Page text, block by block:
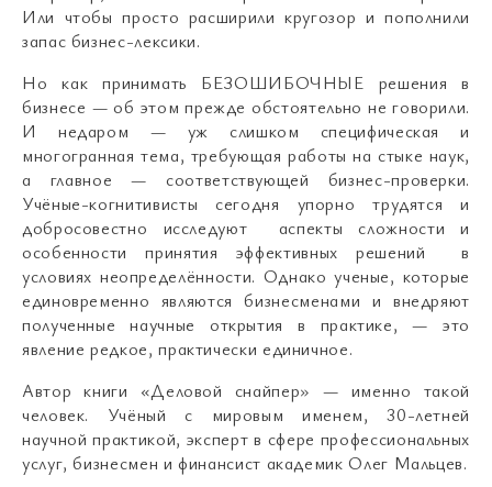
Или чтобы просто расширили кругозор и пополнили
запас бизнес-лексики.
Но как принимать БЕЗОШИБОЧНЫЕ решения в
бизнесе — об этом прежде обстоятельно не говорили.
И недаром — уж слишком специфическая и
многогранная тема, требующая работы на стыке наук,
а главное — соответствующей бизнес-проверки.
Учёные-когнитивисты сегодня упорно трудятся и
добросовестно исследуют аспекты сложности и
особенности принятия эффективных решений в
условиях неопределённости. Однако ученые, которые
единовременно являются бизнесменами и внедряют
полученные научные открытия в практике, — это
явление редкое, практически единичное.
Автор книги «Деловой снайпер» — именно такой
человек. Учёный с мировым именем, 30-летней
научной практикой, эксперт в сфере профессиональных
услуг, бизнесмен и финансист академик Олег Мальцев.